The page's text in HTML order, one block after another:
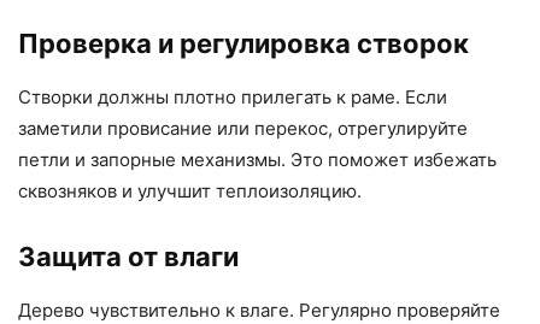
Проверка и регулировка створок
Створки должны плотно прилегать к раме. Если
заметили провисание или перекос, отрегулируйте
петли и запорные механизмы. Это поможет избежать
сквозняков и улучшит теплоизоляцию.
Защита от влаги
Дерево чувствительно к влаге. Регулярно проверяйте